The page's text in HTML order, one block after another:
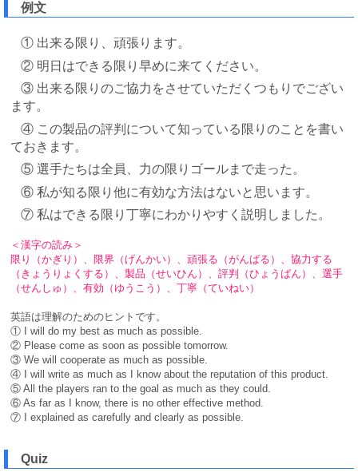
例文
① 出来る限り、頑張ります。
② 明日はできる限り早めに来てください。
③ 出来る限りのご協力をさせていただくつもりでござい
ます。
④ この製品の評判について知っている限りのことを書い
ておきます。
⑤ 選手たちは全員、力の限りゴールまで走った。
⑥ 私が知る限り他に有効な方法はないと思います。
⑦ 私はできる限り丁寧にわかりやすく説明しました。
＜漢字の読み＞
限り（かぎり）、限界（げんかい）、頑張る（がんばる）、協力する
（きょうりょくする）、製品（せいひん）、評判（ひょうばん）、選手
（せんしゅ）、有効（ゆうこう）、丁寧（ていねい）
英語は理解のためのヒントです。
① I will do my best as much as possible.
② Please come as soon as possible tomorrow.
③ We will cooperate as much as possible.
④ I will write as much as I know about the reputation of this product.
⑤ All the players ran to the goal as much as they could.
⑥ As far as I know, there is no other effective method.
⑦ I explained as carefully and clearly as possible.
Quiz